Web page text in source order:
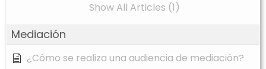
Show All Articles (1)
Mediación
¿Cómo se realiza una audiencia de mediación?